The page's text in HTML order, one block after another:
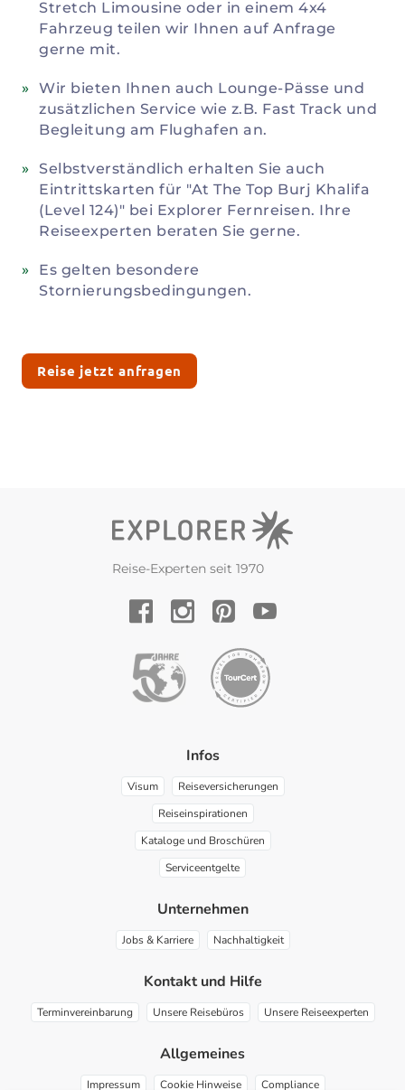
Stretch Limousine oder in einem 4x4
Fahrzeug teilen wir Ihnen auf Anfrage
gerne mit.
Wir bieten Ihnen auch Lounge-Pässe und
zusätzlichen Service wie z.B. Fast Track und
Begleitung am Flughafen an.
Selbstverständlich erhalten Sie auch
Eintrittskarten für "At The Top Burj Khalifa
(Level 124)" bei Explorer Fernreisen. Ihre
Reiseexperten beraten Sie gerne.
Es gelten besondere
Stornierungsbedingungen.
Reise jetzt anfragen
Reise-Experten seit 1970
Infos
Visum
Reiseversicherungen
Reiseinspirationen
Kataloge und Broschüren
Serviceentgelte
Unternehmen
Jobs & Karriere Nachhaltigkeit
Kontakt und Hilfe
Terminvereinbarung Unsere Reisebüros Unsere Reiseexperten
Allgemeines
Impressum Cookie Hinweise Compliance